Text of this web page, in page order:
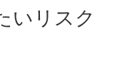
いリスク